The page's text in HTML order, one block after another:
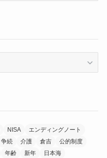
NISA
エンディングノート
争続 介護 倉吉
公的制度
年齢 新年
日本海